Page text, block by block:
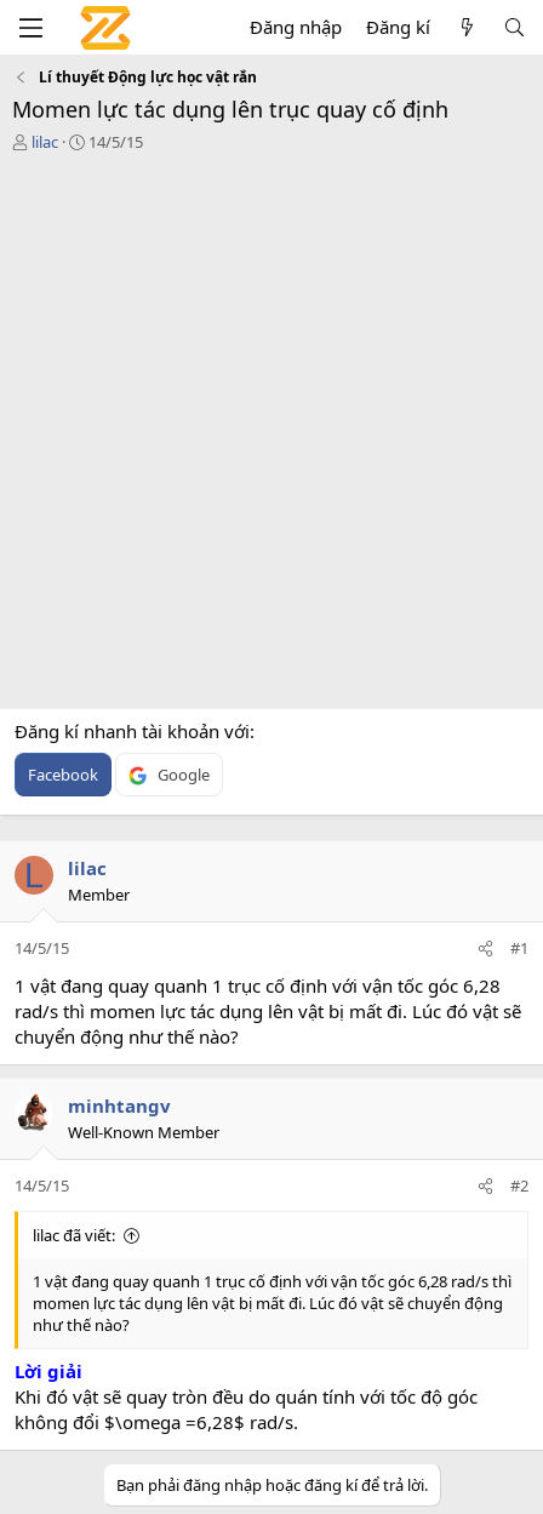
Đăng nhập Đăng kí
Lí thuyết Động lực học vật rắn
Momen lực tác dụng lên trục quay cố định
T
lilac
N
14/5/15
Đăng kí nhanh tài khoản với
Facebook Google
L lilac
Member
14/5/15 #1
1 vật đang quay quanh 1 trục cố định với vận tốc góc 6,28
rad/s thì momen lực tác dụng lên vật bị mất đi. Lúc đó vật sẽ
chuyển động như thế nào?
minhtangv
Well-Known Member
14/5/15 #2
lilac đã viết:
1 vật đang quay quanh 1 trục cố định với vận tốc góc 6,28 rad/s thì
momen lực tác dụng lên vật bị mất đi. Lúc đó vật sẽ chuyển động
như thế nào?
Lời giải
Khi đó vật sẽ quay tròn đều do quán tính với tốc độ góc
không đổi $\omega =6,28$ rad/s.
Bạn phải đăng nhập hoặc đăng kí để trả lời.